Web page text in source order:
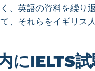
、英語の資料を繰
、それらをイギリス
にIELTS